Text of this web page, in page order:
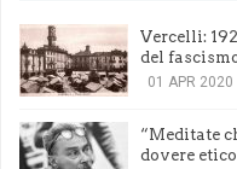
Vercelli:
del
01 APR 2020
“Meditate
dovere